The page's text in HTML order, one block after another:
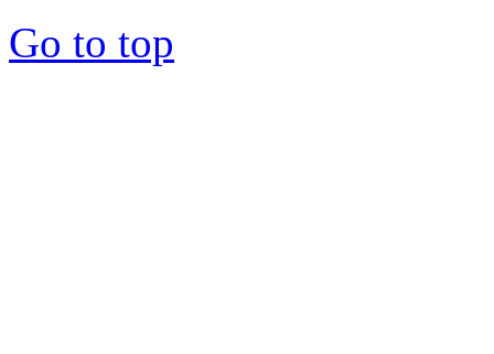
Go to top